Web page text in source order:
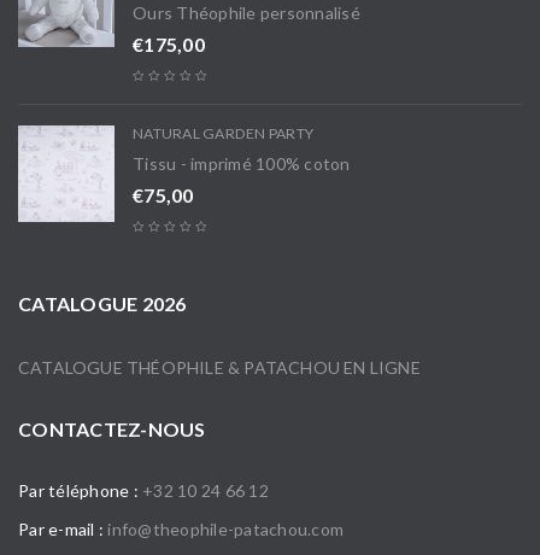
Ours Théophile personnalisé
€175,00
NATURAL GARDEN PARTY
Tissu - imprimé 100% coton
€75,00
CATALOGUE 2026
CATALOGUE THÉOPHILE & PATACHOU EN LIGNE
CONTACTEZ-NOUS
Par téléphone : +32 10 24 66 12
Par e-mail : info@theophile-patachou.com